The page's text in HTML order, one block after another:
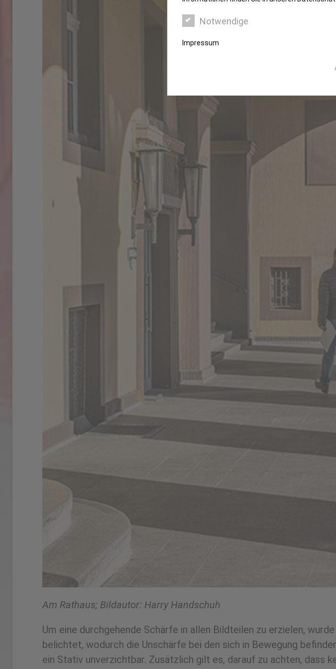
Am Rathaus; Bildautor: Harry Handschuh
Um­ eine ­durchgehende­ Schärfe ­in ­allen ­Bildteilen ­zu erzielen,­
belichtet,­ wodurch­ die­ Unschärfe bei ­den­ sich ­in­ Bewegung­
ein­ Stativ­ unverzichtbar.­ Zusätzlich ­gilt­ es,­ darauf ­zu ­achten,­ dass­
Notwendige
Impressum